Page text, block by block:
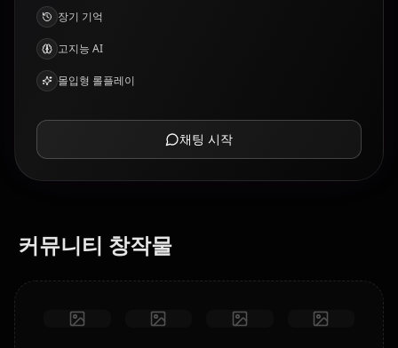
장기 기억
고지능 AI
몰입형 롤플레이
채팅 시작
커뮤니티 창작물